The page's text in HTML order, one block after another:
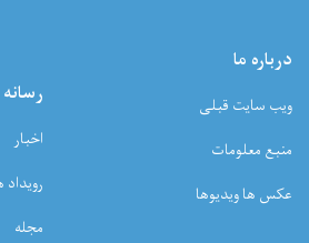
درباره ما
ویب سایت قبلی
منبع معلومات
عکس ها ویدیوها
اخبار
رویداد
مجله